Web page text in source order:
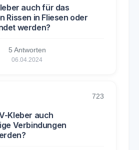
auch für das
Rissen in Fliesen oder
werden?
5 Antworten
06.04.2024
723
Kleber auch
Verbindungen